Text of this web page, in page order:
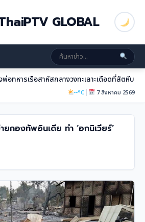
GLOBAL
อทหารเรือสาหัสกลางวงทะเลาะเดือดที่สัตหีบ
--°C| 7 สิงหาคม 2569
ยกองทัพอินเดีย ทำ ‘อกนิเวียร์’